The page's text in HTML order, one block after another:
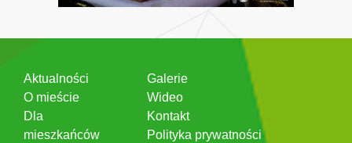
Aktualności
O mieście
Dla
mieszkańców
Galerie
Wideo
Kontakt
Polityka prywatności